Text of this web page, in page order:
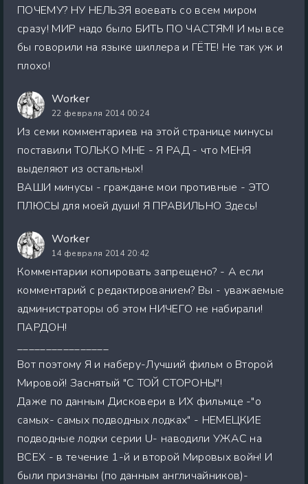
ПОЧЕМУ? НУ НЕЛЬЗЯ воевать со всем миром
сразу! МИР надо было БИТЬ ПО ЧАСТЯМ! И мы все
бы говорили на языке шиллера и ГЁТЕ! Не так уж и
плохо!
Worker
22 февраля 2014 00:24
Из семи комментариев на этой странице минусы
поставили ТОЛЬКО МНЕ - Я РАД - что МЕНЯ
выделяют из остальных!
ВАШИ минусы - граждане мои противные - ЭТО
ПЛЮСЫ для моей души! Я ПРАВИЛЬНО Здесь!
Worker
14 февраля 2014 20:42
Комментарии копировать запрещено? - А если
комментарий с редактированием? Вы - уважаемые
администраторы об этом НИЧЕГО не набирали!
ПАРДОН!
________________
Вот поэтому Я и наберу-Лучший фильм о Второй
Мировой! Заснятый "С ТОЙ СТОРОНЫ"!
Даже по данным Дисковери в ИХ фильмце -"о
самых- самых подводных лодках" - НЕМЕЦКИЕ
подводные лодки серии U- наводили УЖАС на
ВСЕХ - в течение 1-й и второй Мировых войн! И
были признаны (по данным англичайников)-